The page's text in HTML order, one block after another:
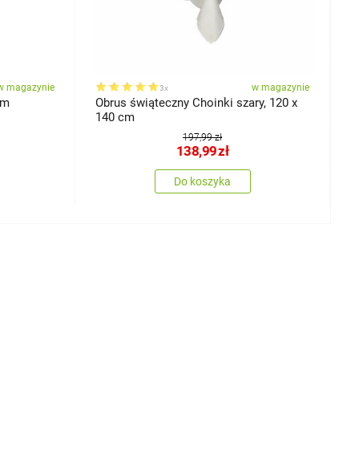
magazynie 3x w magazynie
Obrus świąteczny Choinki szary, 120 x
140 cm
197,99 zł
138,99zł
Do koszyka